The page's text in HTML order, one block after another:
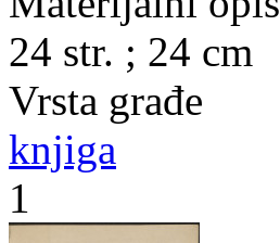
24 str. ; 24 cm
Vrsta građe
knjiga
1